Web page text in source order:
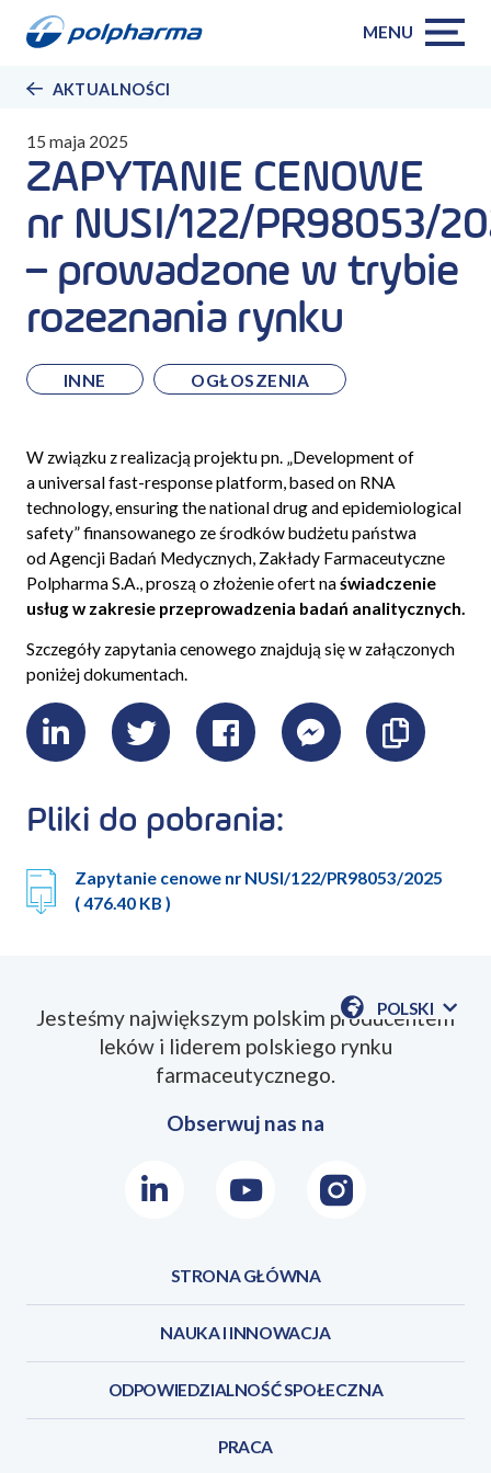
MENU
AKTUALNOŚCI
15 maja 2025
ZAPYTANIE CENOWE
nr NUSI/122/PR98053/
– prowadzone w trybie
rozeznania rynku
INNE OGŁOSZENIA
W związku z realizacją projektu pn. „Development of
a universal fast-response platform, based on RNA
technology, ensuring the national drug and epidemiological
safety” finansowanego ze środków budżetu państwa
od Agencji Badań Medycznych, Zakłady Farmaceutyczne
Polpharma S.A., proszą o złożenie ofert naświadczenie
usług w zakresie przeprowadzenia badań analitycznych.
Szczegóły zapytania cenowego znajdują się w załączonych
poniżej dokumentach.
LinkedInTwitterFacebookMessenger
Pliki do pobrania:
Zapytanie cenowe nr NUSI/122/PR98053/2025
( 476.40 KB )
POLSKI
POKAŻ
Jesteśmy największym polskim producentem
leków i liderem polskiego rynku
farmaceutycznego.
Obserwuj nas na
LinkedInYoutubeInstagram
STRONA GŁÓWNA
NAUKA I INNOWACJA
ODPOWIEDZIALNOŚĆ SPOŁECZNA
PRACA